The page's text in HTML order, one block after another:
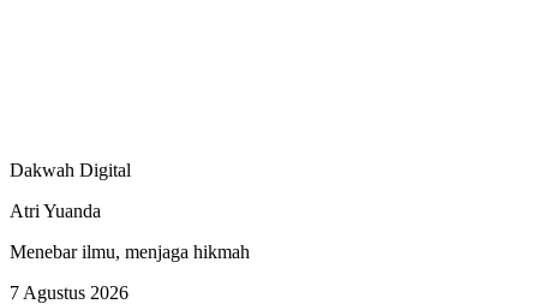
Dakwah Digital
Atri Yuanda
Menebar ilmu, menjaga hikmah
7 Agustus 2026